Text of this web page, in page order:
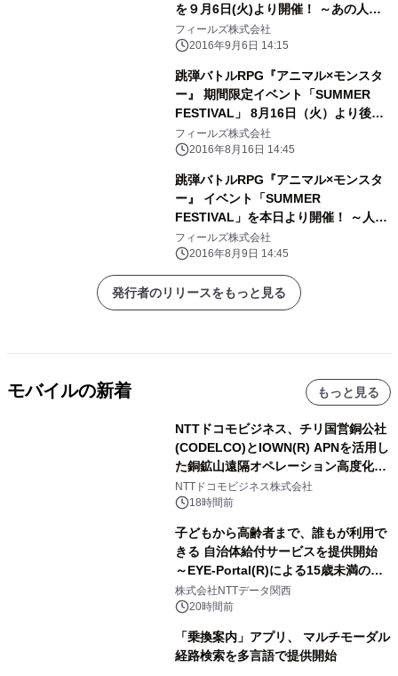
を９月6日(火)より開催！ ～あの人気
モンスターが“食欲の秋”仕様で登
場！！～
フィールズ株式会社
2016年9月6日 14:15
跳弾バトルRPG『アニマル×モンスタ
ー』 期間限定イベント「SUMMER
FESTIVAL」 8月16日（火）より後半
戦突入！ ～美人広報「えりーにゃ」も
夏バージョンの衣装で登場！！～
フィールズ株式会社
2016年8月16日 14:45
跳弾バトルRPG『アニマル×モンスタ
ー』 イベント「SUMMER
FESTIVAL」を本日より開催！ ～人気
のモンスターが夏バージョンの衣装で
登場！～ ～期間限定のお得な魔法玉セ
ールも実施！～
フィールズ株式会社
2016年8月9日 14:45
発行者のリリースをもっと見る
モバイルの新着 もっと見る
NTTドコモビジネス、チリ国営銅公社
(CODELCO)とIOWN(R) APNを活用し
た銅鉱山遠隔オペレーション高度化に
向けた調査・実証を開始
NTTドコモビジネス株式会社
18時間前
子どもから高齢者まで、誰もが利用で
きる 自治体給付サービスを提供開始
～EYE-Portal(R)による15歳未満の本
人認証と デジタルデバイド対策で実現
～
株式会社NTTデータ関西
20時間前
「乗換案内」アプリ、 マルチモーダル
経路検索を多言語で提供開始